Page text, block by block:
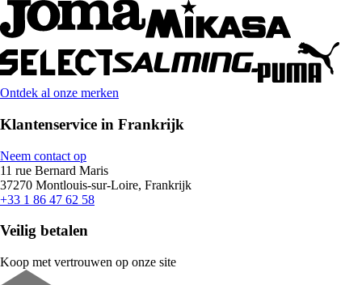
Ontdek al onze merken
Klantenservice in Frankrijk
Neem contact op
11 rue Bernard Maris
37270 Montlouis-sur-Loire, Frankrijk
+33 1 86 47 62 58
Veilig betalen
Koop met vertrouwen op onze site